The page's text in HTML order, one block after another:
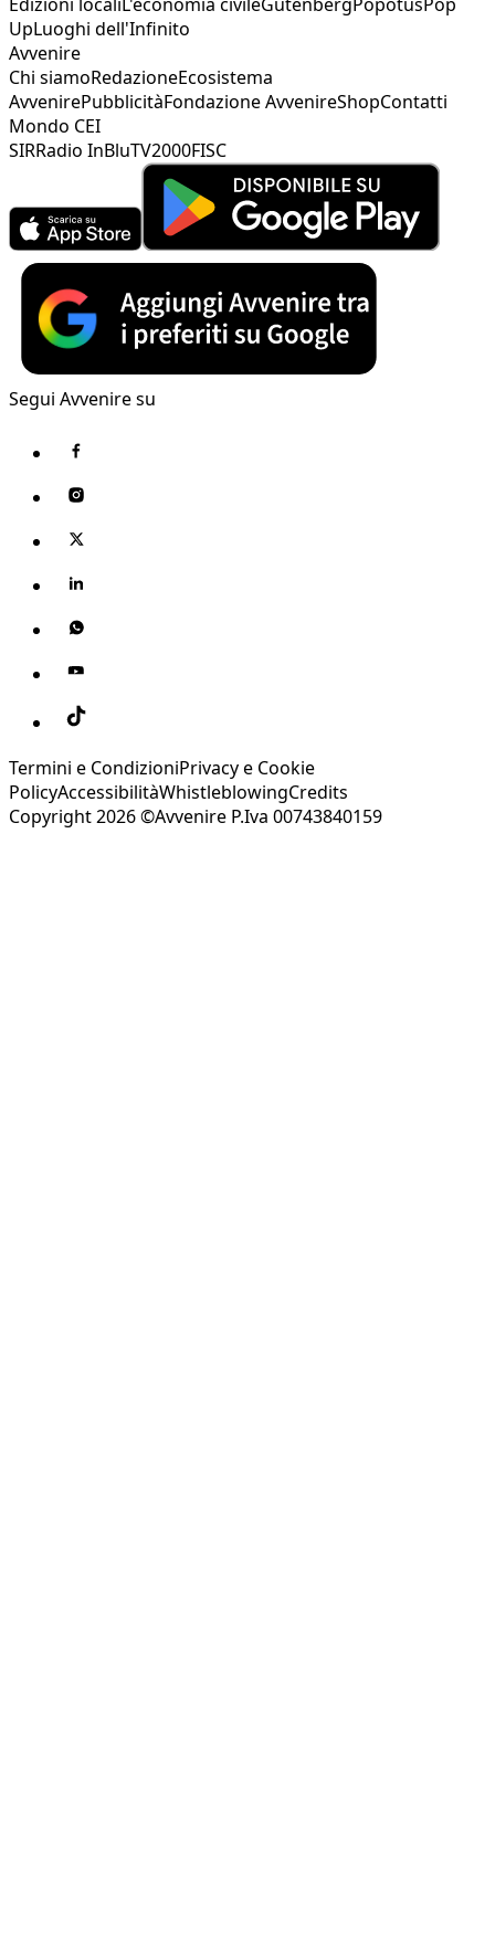
UpLuoghi dell'Infinito
Avvenire
Chi siamoRedazioneEcosistema
AvvenirePubblicitàFondazione AvvenireShopContatti
Mondo CEI
SIRRadio InBluTV2000FISC
Segui Avvenire su
Termini e CondizioniPrivacy e Cookie
PolicyAccessibilitàWhistleblowingCredits
Copyright 2026 ©Avvenire P.Iva 00743840159